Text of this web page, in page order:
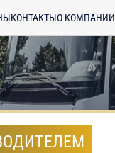
КОНТАКТЫО КОМПАНИИ